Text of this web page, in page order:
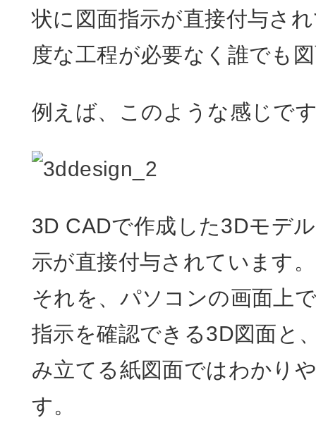
状に図面指示が直接付与さ
度な工程が必要なく誰でも
例えば、このような感じで
3D CADで作成した3Dモデ
示が直接付与されています。
それを、パソコンの画面上
指示を確認できる3D図面と
み立てる紙図面ではわかり
す。